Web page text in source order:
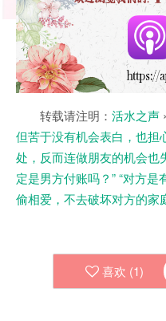
转载请注明： 活水之声
但苦于没有机会表白，也担
处，反而连做朋友的机会也
定是男方付账吗？” “对方
偷相爱，不去破坏对方的家
喜欢 (1)